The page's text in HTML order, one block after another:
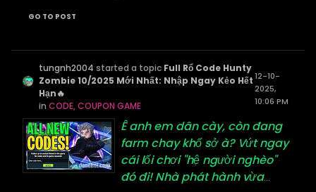
GO TO POST
tungnh2004 started a topic Full Rổ Code Hunty
Zombie 10/2025 Mới Nhất: Nhập Ngay Kẻo Hết
Hạn🔥
inCODE, COUPON GAME
12-10-
2025,
10:06 PM
Ê anh em dân cày, còn đang
farm chay khổ sở à? Vứt ngay
cái lối chơi "hệ người nghèo"
đó đi! Nhà phát hành vừa...